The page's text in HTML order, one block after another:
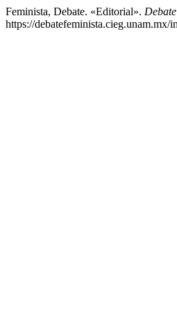
Feminista, Debate. «Editorial».
https://